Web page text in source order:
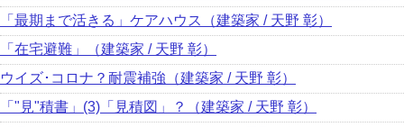
「最期まで活きる」ケアハウス（建築家 / 天野 彰）
「在宅避難」（建築家 / 天野 彰）
ウイズ･コロナ？耐震補強（建築家 / 天野 彰）
「"見"積書」(3)「見積図」？（建築家 / 天野 彰）